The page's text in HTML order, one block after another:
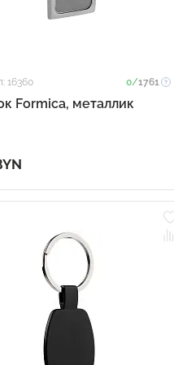
16360 0/1761
Formica, металлик